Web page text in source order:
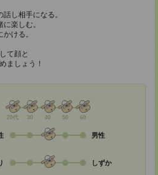
し相手になる。
楽しむ。
ける。
て顔と
ましょう！
20代 30 40 50 60
男性
しずか